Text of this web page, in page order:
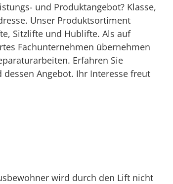
und Produktangebot? Klasse,
Unser Produktsortiment
Sitzlifte und Hublifte. Als auf
Fachunternehmen übernehmen
Erfahren Sie
Angebot. Ihr Interesse freut
wird durch den Lift nicht